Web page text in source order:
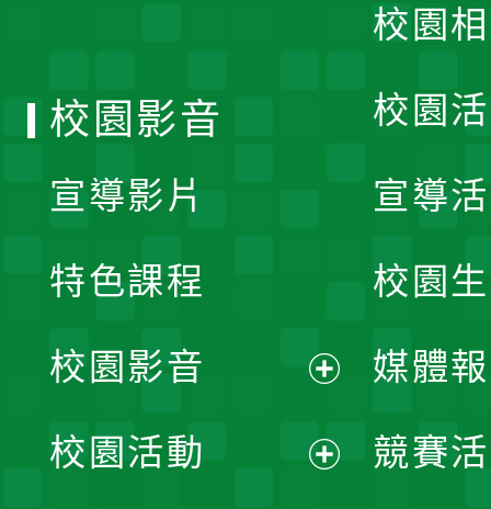
校園
校園
宣導
校園
媒體
競賽
校園影音
宣導影片
特色課程
校園影音
開
校園活動